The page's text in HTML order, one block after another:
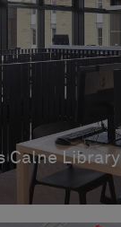
Calne Library